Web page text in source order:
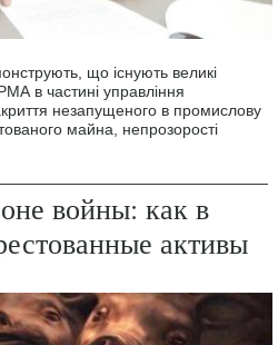
що існують великі
в частині управління
незапущеного в промислову
майна, непрозорості
войны: как в
активы